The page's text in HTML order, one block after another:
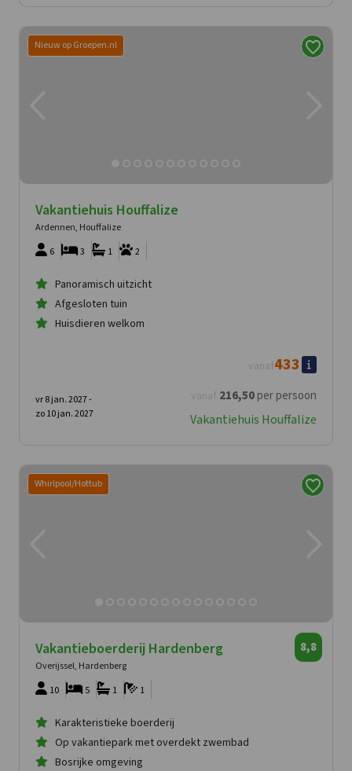
Nieuw op Groepen.nl
Vakantiehuis Houffalize
Ardennen, Houffalize
6
2
1
3
Panoramisch uitzicht
Afgesloten tuin
Huisdieren welkom
vanaf 216,50per persoon
vanaf433
vr 8 jan. 2027 -
zo 10 jan. 2027
Vakantiehuis Houffalize
Whirlpool/Hottub
Vakantieboerderij Hardenberg
Overijssel, Hardenberg
8,8
10 1
1
5
Karakteristieke boerderij
Op vakantiepark met overdekt zwembad
Bosrijke omgeving